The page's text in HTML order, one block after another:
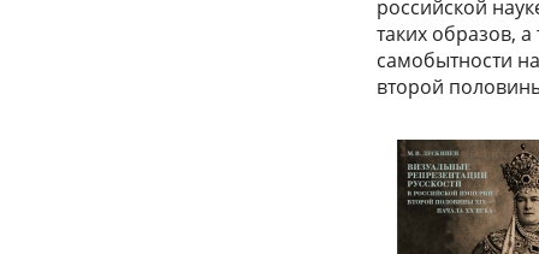
российской
таких образов,
самобытности
второй